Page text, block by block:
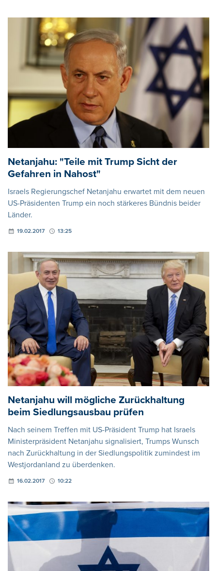
Netanjahu: "Teile mit Trump Sicht der
Gefahren in Nahost"
Israels Regierungschef Netanjahu erwartet mit dem neuen
US-Präsidenten Trump ein noch stärkeres Bündnis beider
Länder.
19.02.2017 13:25
Netanjahu will mögliche Zurückhaltung
beim Siedlungsausbau prüfen
Nach seinem Treffen mit US-Präsident Trump hat Israels
Ministerpräsident Netanjahu signalisiert, Trumps Wunsch
nach Zurückhaltung in der Siedlungspolitik zumindest im
Westjordanland zu überdenken.
16.02.2017 10:22